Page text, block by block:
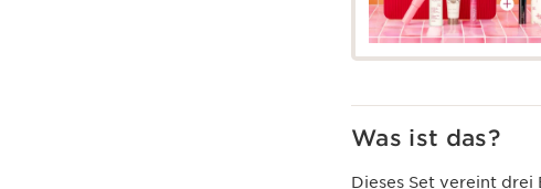
Was ist das?
Dieses Set vereint